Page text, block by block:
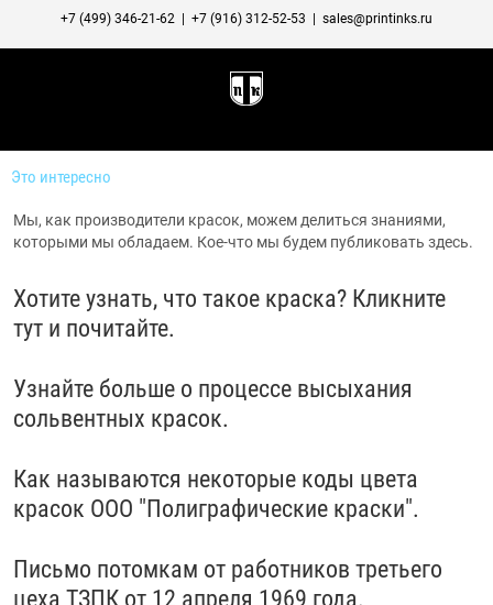
+7 (499) 346-21-62 +7 (916) 312-52-53 sales@printinks.ru
Это интересно
Мы, как производители красок, можем делиться знаниями,
которыми мы обладаем. Кое-что мы будем публиковать здесь.
Хотите узнать, что такое краска? Кликните
тут и почитайте.
Узнайте больше о процессе высыхания
сольвентных красок.
Как называются некоторые коды цвета
красок ООО "Полиграфические краски".
Письмо потомкам от работников третьего
цеха ТЗПК от 12 апреля 1969 года.